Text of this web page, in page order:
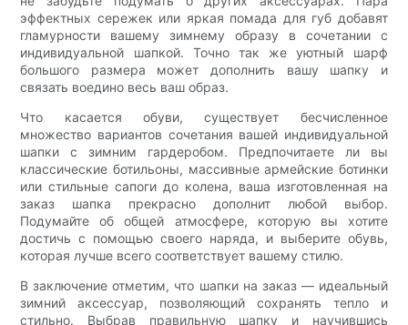
эффектных сережек или яркая помада для губ добавят
гламурности вашему зимнему образу в сочетании с
индивидуальной шапкой. Точно так же уютный шарф
большого размера может дополнить вашу шапку и
связать воедино весь ваш образ.
Что касается обуви, существует бесчисленное
множество вариантов сочетания вашей индивидуальной
шапки с зимним гардеробом. Предпочитаете ли вы
классические ботильоны, массивные армейские ботинки
или стильные сапоги до колена, ваша изготовленная на
заказ шапка прекрасно дополнит любой выбор.
Подумайте об общей атмосфере, которую вы хотите
достичь с помощью своего наряда, и выберите обувь,
которая лучше всего соответствует вашему стилю.
В заключение отметим, что шапки на заказ — идеальный
зимний аксессуар, позволяющий сохранять тепло и
стильно. Выбрав правильную шапку и научившись